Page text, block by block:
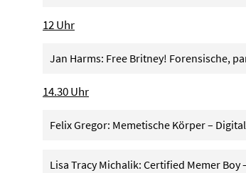
12 Uhr
Jan Harms: Free Britney! Forensische,
14.30 Uhr
Felix Gregor: Memetische Körper –
Lisa Tracy Michalik: Certified Memer